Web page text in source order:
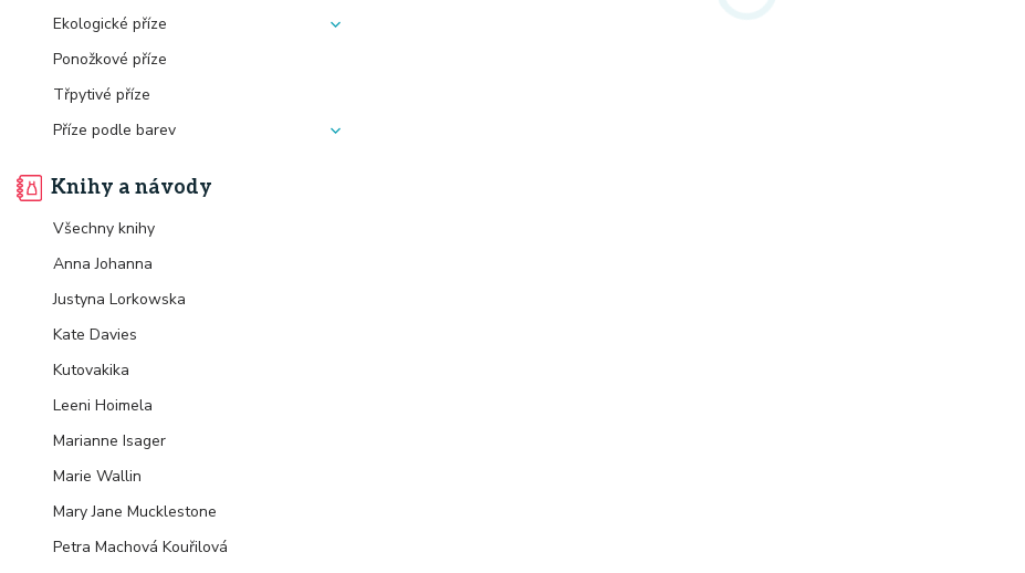
Ekologické příze
Ponožkové příze
Třpytivé příze
Příze podle barev
Knihy a návody
Všechny knihy
Anna Johanna
Justyna Lorkowska
Kate Davies
Kutovakika
Leeni Hoimela
Marianne Isager
Marie Wallin
Mary Jane Mucklestone
Petra Machová Kouřilová